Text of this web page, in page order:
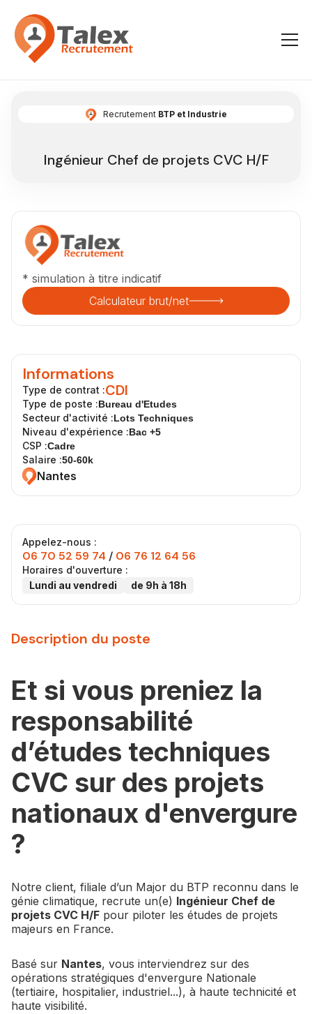
Recrutement BTP et Industrie
Ingénieur Chef de projets CVC H/F
Calculateur brut/net
* simulation à titre indicatif
Informations
Type de contrat :CDI
Type de poste :Bureau d'Etudes
Secteur d'activité :Lots Techniques
Niveau d'expérience :Bac +5
CSP :Cadre
Salaire :50-60k
Nantes
Appelez-nous :
06 70 52 59 74 / 06 76 12 64 56
Horaires d'ouverture :
Lundi au vendredi
de 9h à 18h
Description du poste
Et si vous preniez la
responsabilité
d’études techniques
CVC sur des projets
nationaux d'envergure
?
Notre client, filiale d’un Major du BTP reconnu dans le
génie climatique, recrute un(e) Ingénieur Chef de
projets CVC H/F pour piloter les études de projets
majeurs en France.
Basé sur Nantes, vous interviendrez sur des
opérations stratégiques d'envergure Nationale
(tertiaire, hospitalier, industriel...), à haute technicité et
haute visibilité.